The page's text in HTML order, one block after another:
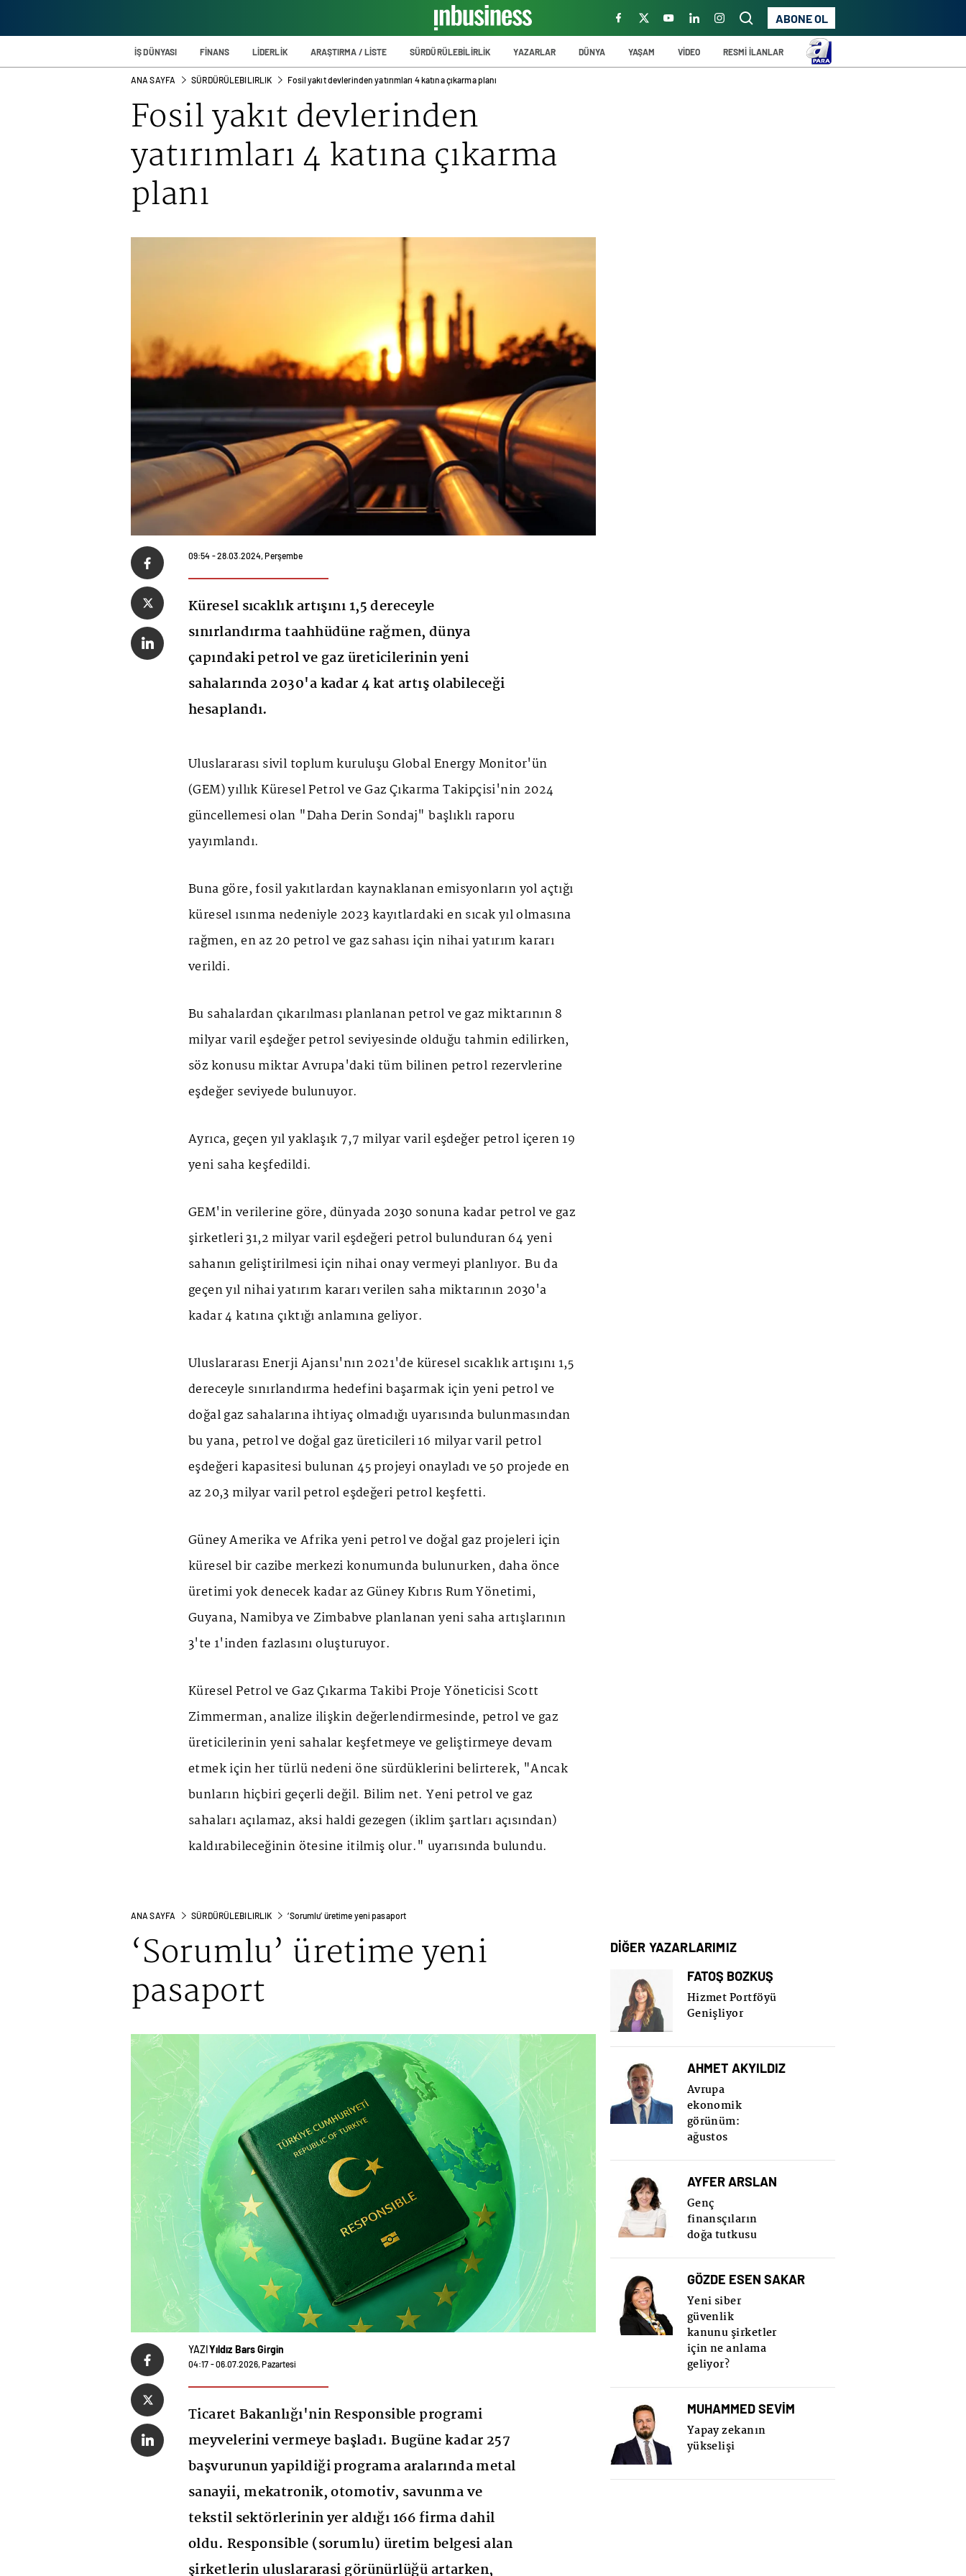
ABONE OL
İŞ DÜNYASI FİNANS LİDERLİK ARAŞTIRMA / LİSTE SÜRDÜRÜLEBİLİRLİK YAZARLAR DÜNYA YAŞAM VİDEO RESMİ İLANLAR
ANA SAYFA SÜRDÜRÜLEBILIRLIK Fosil yakıt devlerinden yatırımları 4 katına çıkarma planı
Fosil yakıt devlerinden
yatırımları 4 katına çıkarma
planı
09:54 - 28.03.2024, Perşembe
Küresel sıcaklık artışını 1,5 dereceyle
sınırlandırma taahhüdüne rağmen, dünya
çapındaki petrol ve gaz üreticilerinin yeni
sahalarında 2030'a kadar 4 kat artış olabileceği
hesaplandı.
Uluslararası sivil toplum kuruluşu Global Energy Monitor'ün
(GEM) yıllık Küresel Petrol ve Gaz Çıkarma Takipçisi'nin 2024
güncellemesi olan "Daha Derin Sondaj" başlıklı raporu
yayımlandı.
Buna göre, fosil yakıtlardan kaynaklanan emisyonların yol açtığı
küresel ısınma nedeniyle 2023 kayıtlardaki en sıcak yıl olmasına
rağmen, en az 20 petrol ve gaz sahası için nihai yatırım kararı
verildi.
Bu sahalardan çıkarılması planlanan petrol ve gaz miktarının 8
milyar varil eşdeğer petrol seviyesinde olduğu tahmin edilirken,
söz konusu miktar Avrupa'daki tüm bilinen petrol rezervlerine
eşdeğer seviyede bulunuyor.
Ayrıca, geçen yıl yaklaşık 7,7 milyar varil eşdeğer petrol içeren 19
yeni saha keşfedildi.
GEM'in verilerine göre, dünyada 2030 sonuna kadar petrol ve gaz
şirketleri 31,2 milyar varil eşdeğeri petrol bulunduran 64 yeni
sahanın geliştirilmesi için nihai onay vermeyi planlıyor. Bu da
geçen yıl nihai yatırım kararı verilen saha miktarının 2030'a
kadar 4 katına çıktığı anlamına geliyor.
Uluslararası Enerji Ajansı'nın 2021'de küresel sıcaklık artışını 1,5
dereceyle sınırlandırma hedefini başarmak için yeni petrol ve
doğal gaz sahalarına ihtiyaç olmadığı uyarısında bulunmasından
bu yana, petrol ve doğal gaz üreticileri 16 milyar varil petrol
eşdeğeri kapasitesi bulunan 45 projeyi onayladı ve 50 projede en
az 20,3 milyar varil petrol eşdeğeri petrol keşfetti.
Güney Amerika ve Afrika yeni petrol ve doğal gaz projeleri için
küresel bir cazibe merkezi konumunda bulunurken, daha önce
üretimi yok denecek kadar az Güney Kıbrıs Rum Yönetimi,
Guyana, Namibya ve Zimbabve planlanan yeni saha artışlarının
3'te 1'inden fazlasını oluşturuyor.
Küresel Petrol ve Gaz Çıkarma Takibi Proje Yöneticisi Scott
Zimmerman, analize ilişkin değerlendirmesinde, petrol ve gaz
üreticilerinin yeni sahalar keşfetmeye ve geliştirmeye devam
etmek için her türlü nedeni öne sürdüklerini belirterek, "Ancak
bunların hiçbiri geçerli değil. Bilim net. Yeni petrol ve gaz
sahaları açılamaz, aksi haldi gezegen (iklim şartları açısından)
kaldırabileceğinin ötesine itilmiş olur." uyarısında bulundu.
ANA SAYFA SÜRDÜRÜLEBILIRLIK ‘Sorumlu’ üretime yeni pasaport
‘Sorumlu’ üretime yeni
pasaport
YAZIYıldız Bars Girgin
04:17 - 06.07.2026, Pazartesi
Ticaret Bakanlığı'nin Responsible programi
meyvelerini vermeye başladı. Bugüne kadar 257
başvurunun yapildiği programa aralarında metal
sanayii, mekatronik, otomotiv, savunma ve
tekstil sektörlerinin yer aldığı 166 firma dahil
oldu. Responsible (sorumlu) üretim belgesi alan
şirketlerin uluslararasi görünürlüğü artarken,
DİĞER YAZARLARIMIZ
FATOŞ BOZKUŞ
Hizmet Portföyü
Genişliyor
AHMET AKYILDIZ
Avrupa
ekonomik
görünüm:
ağustos
AYFER ARSLAN
Genç
finansçıların
doğa tutkusu
GÖZDE ESEN SAKAR
Yeni siber
güvenlik
kanunu şirketler
için ne anlama
geliyor?
MUHAMMED SEVİM
Yapay zekanın
yükselişi